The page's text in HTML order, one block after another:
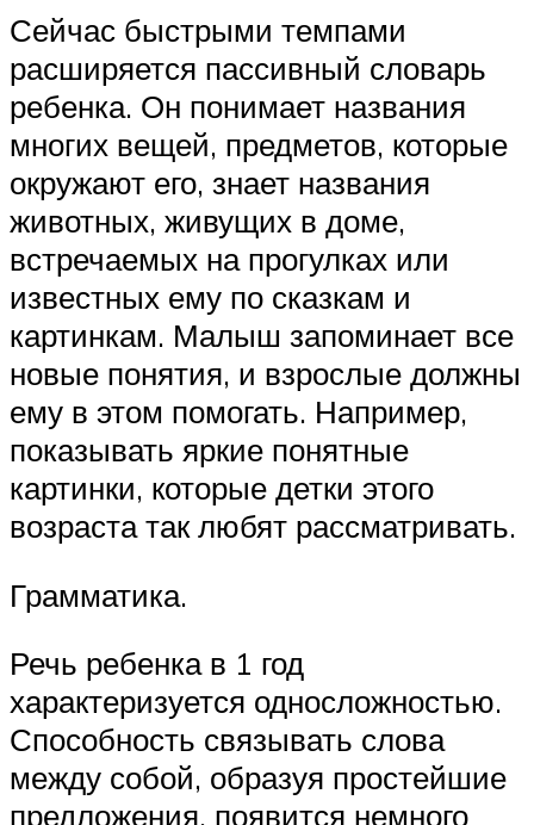
Сейчас быстрыми темпами
расширяется пассивный словарь
ребенка. Он понимает названия
многих вещей, предметов, которые
окружают его, знает названия
животных, живущих в доме,
встречаемых на прогулках или
известных ему по сказкам и
картинкам. Малыш запоминает все
новые понятия, и взрослые должны
ему в этом помогать. Например,
показывать яркие понятные
картинки, которые детки этого
возраста так любят рассматривать.
Грамматика.
Речь ребенка в 1 год
характеризуется односложностью.
Способность связывать слова
между собой, образуя простейшие
предложения, появится немного